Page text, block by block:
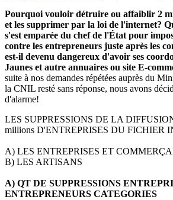
Pourquoi vouloir détruire ou affaiblir 2
et les supprimer par la loi de l'internet?
s'est emparée du chef de l'État pour
contre les entrepreneurs juste après les
est-il devenu dangereux d'avoir ses
Jaunes et autre annuaires ou site E-
suite à nos demandes répétées auprès du
la CNIL resté sans réponse, nous avons
d'alarme!
LES SUPPRESSIONS DE LA
millions D'ENTREPRISES DU FICHIER
A) LES ENTREPRISES ET
B) LES ARTISANS
A) QT DE SUPPRESSIONS
ENTREPRENEURS CATEGORIES